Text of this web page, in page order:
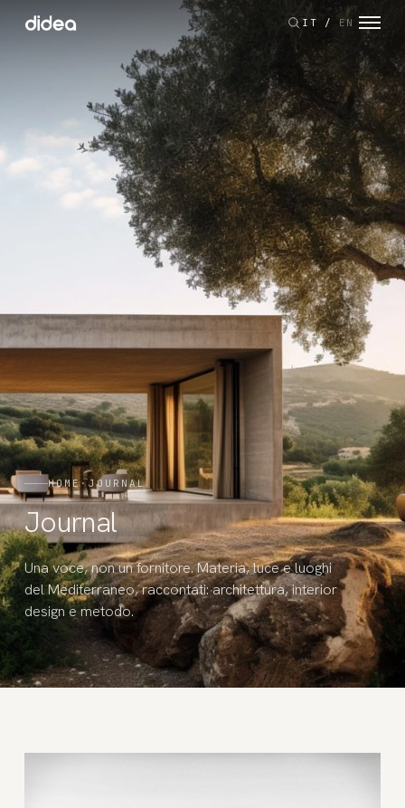
IT / EN
HOME ·JOURNAL
Journal
Una voce, non un fornitore. Materia, luce e luoghi
del Mediterraneo, raccontati: architettura, interior
design e metodo.